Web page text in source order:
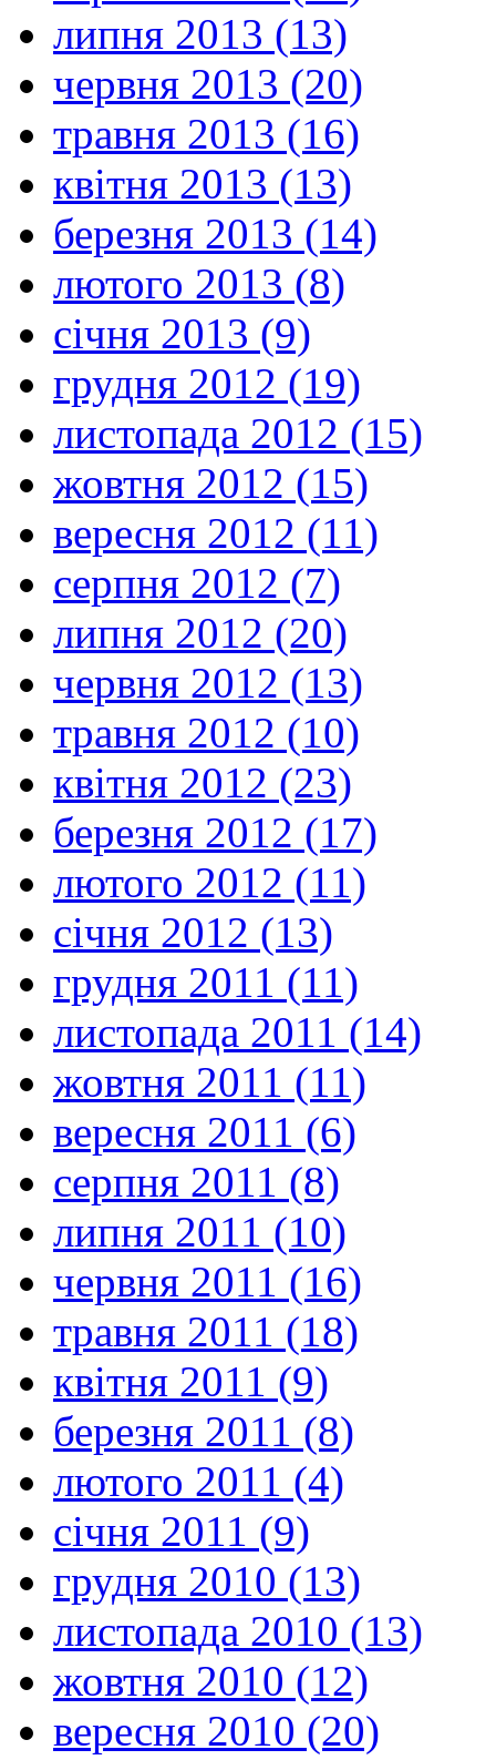
липня 2013 (13)
червня 2013 (20)
травня 2013 (16)
квітня 2013 (13)
березня 2013 (14)
лютого 2013 (8)
січня 2013 (9)
грудня 2012 (19)
листопада 2012 (15)
жовтня 2012 (15)
вересня 2012 (11)
серпня 2012 (7)
липня 2012 (20)
червня 2012 (13)
травня 2012 (10)
квітня 2012 (23)
березня 2012 (17)
лютого 2012 (11)
січня 2012 (13)
грудня 2011 (11)
листопада 2011 (14)
жовтня 2011 (11)
вересня 2011 (6)
серпня 2011 (8)
липня 2011 (10)
червня 2011 (16)
травня 2011 (18)
квітня 2011 (9)
березня 2011 (8)
лютого 2011 (4)
січня 2011 (9)
грудня 2010 (13)
листопада 2010 (13)
жовтня 2010 (12)
вересня 2010 (20)